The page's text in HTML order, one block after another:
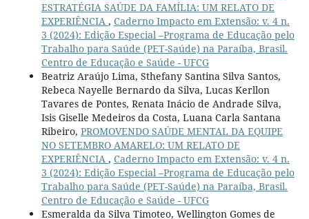
ESTRATÉGIA SAÚDE DA FAMÍLIA: UM RELATO DE
EXPERIÊNCIA , Caderno Impacto em Extensão: v. 4 n.
3 (2024): Edição Especial –Programa de Educação pelo
Trabalho para Saúde (PET-Saúde) na Paraíba, Brasil.
Centro de Educação e Saúde - UFCG
Beatriz Araújo Lima, Sthefany Santina Silva Santos,
Rebeca Nayelle Bernardo da Silva, Lucas Kerllon
Tavares de Pontes, Renata Inácio de Andrade Silva,
Isis Giselle Medeiros da Costa, Luana Carla Santana
Ribeiro, PROMOVENDO SAÚDE MENTAL DA EQUIPE
NO SETEMBRO AMARELO: UM RELATO DE
EXPERIÊNCIA , Caderno Impacto em Extensão: v. 4 n.
3 (2024): Edição Especial –Programa de Educação pelo
Trabalho para Saúde (PET-Saúde) na Paraíba, Brasil.
Centro de Educação e Saúde - UFCG
Esmeralda da Silva Timoteo, Wellington Gomes de